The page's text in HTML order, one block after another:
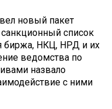
новый пакет
санкционный список
биржа, НКЦ, НРД и их
ведомства по
назвало
с ними